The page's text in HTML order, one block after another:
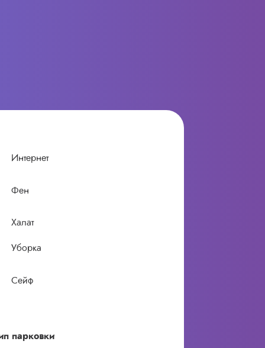
Интернет
Фен
Халат
Уборка
Сейф
парковки